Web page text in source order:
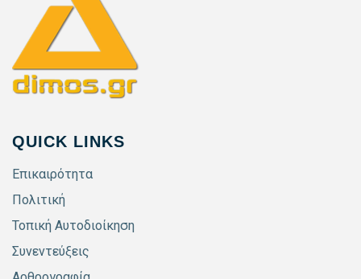
QUICK LINKS
Επικαιρότητα
Πολιτική
Τοπική Αυτοδιοίκηση
Συνεντεύξεις